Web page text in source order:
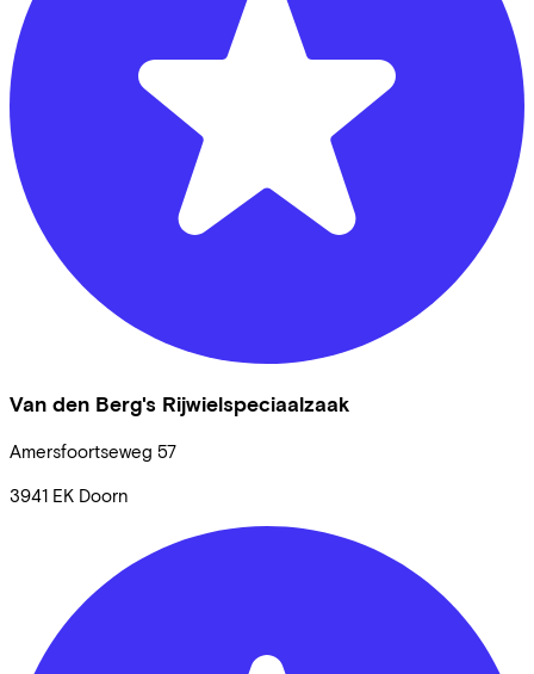
Van den Berg's Rijwielspeciaalzaak
Amersfoortseweg 57
3941 EK Doorn